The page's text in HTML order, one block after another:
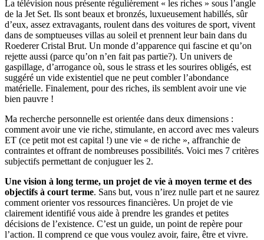
La télévision nous présente régulièrement « les riches » sous l’angle
de la Jet Set. Ils sont beaux et bronzés, luxueusement habillés, sûr
d’eux, assez extravagants, roulent dans des voitures de sport, vivent
dans de somptueuses villas au soleil et prennent leur bain dans du
Roederer Cristal Brut. Un monde d’apparence qui fascine et qu’on
rejette aussi (parce qu’on n’en fait pas partie?). Un univers de
gaspillage, d’arrogance où, sous le strass et les sourires obligés, est
suggéré un vide existentiel que ne peut combler l’abondance
matérielle. Finalement, pour des riches, ils semblent avoir une vie
bien pauvre !
Ma recherche personnelle est orientée dans deux dimensions :
comment avoir une vie riche, stimulante, en accord avec mes valeurs
ET (ce petit mot est capital !) une vie « de riche », affranchie de
contraintes et offrant de nombreuses possibilités. Voici mes 7 critères
subjectifs permettant de conjuguer les 2.
Une vision à long terme, un projet de vie à moyen terme et des
objectifs à court terme. Sans but, vous n’irez nulle part et ne saurez
comment orienter vos ressources financières. Un projet de vie
clairement identifié vous aide à prendre les grandes et petites
décisions de l’existence. C’est un guide, un point de repère pour
l’action. Il comprend ce que vous voulez avoir, faire, être et vivre.